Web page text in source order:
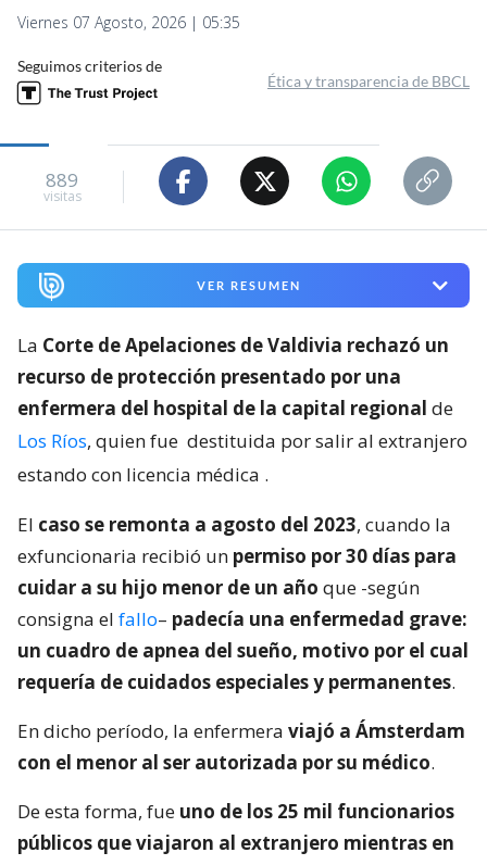
Viernes 07 Agosto, 2026 | 05:35
Seguimos criterios de
Ética y transparencia de BBCL
889
visitas
VER RESUMEN
La Corte de Apelaciones de Valdivia rechazó un
recurso de protección presentado por una
enfermera del hospital de la capital regional de
Los Ríos, quien fue destituida por salir al extranjero
estando con licencia médica .
El caso se remonta a agosto del 2023, cuando la
exfuncionaria recibió un permiso por 30 días para
cuidar a su hijo menor de un año que -según
consigna el fallo– padecía una enfermedad grave:
un cuadro de apnea del sueño, motivo por el cual
requería de cuidados especiales y permanentes.
En dicho período, la enfermera viajó a Ámsterdam
con el menor al ser autorizada por su médico.
De esta forma, fue uno de los 25 mil funcionarios
públicos que viajaron al extranjero mientras en